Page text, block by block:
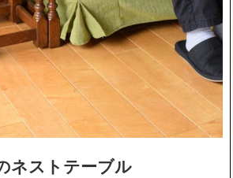
ネストテーブル